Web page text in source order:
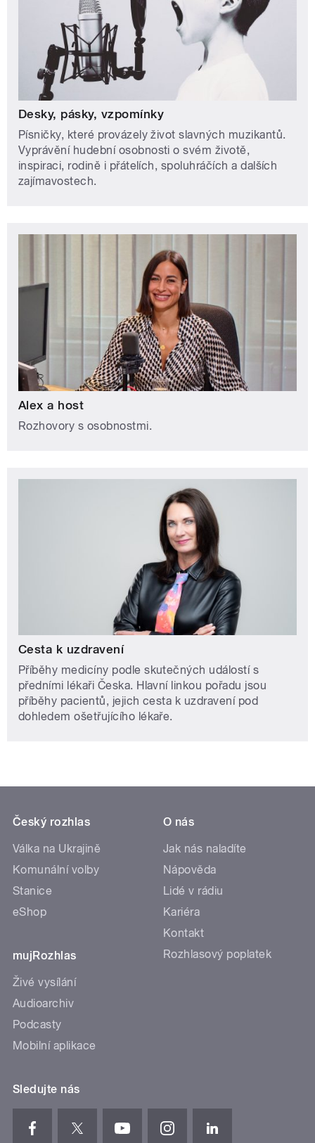
Desky, pásky, vzpomínky
Písničky, které provázely život slavných muzikantů.
Vyprávění hudební osobnosti o svém životě,
inspiraci, rodině i přátelích, spoluhráčích a dalších
zajímavostech.
Alex a host
Rozhovory s osobnostmi.
Cesta k uzdravení
Příběhy medicíny podle skutečných událostí s
předními lékaři Česka. Hlavní linkou pořadu jsou
příběhy pacientů, jejich cesta k uzdravení pod
dohledem ošetřujícího lékaře.
Český rozhlas
Válka na Ukrajině
Komunální volby
Stanice
eShop
mujRozhlas
Živé vysílání
Audioarchiv
Podcasty
Mobilní aplikace
O nás
Jak nás naladíte
Nápověda
Lidé v rádiu
Kariéra
Kontakt
Rozhlasový poplatek
Sledujte nás